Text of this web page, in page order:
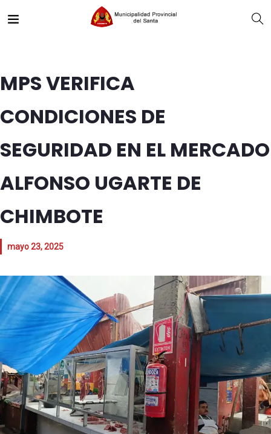
MPS VERIFICA
CONDICIONES DE
SEGURIDAD EN EL MERCADO
ALFONSO UGARTE DE
CHIMBOTE
mayo 23, 2025